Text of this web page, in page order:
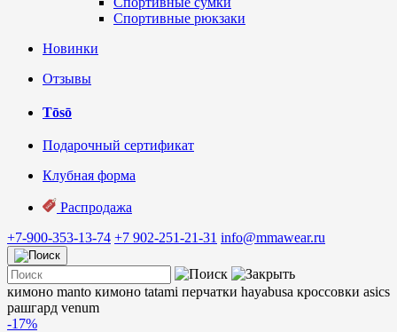
Спортивные рюкзаки
Новинки
Отзывы
Tōsō
Подарочный сертификат
Клубная форма
Распродажа
+7-900-353-13-74 +7 902-251-21-31 info@mmawear.ru
кимоно manto кимоно tatami перчатки hayabusa кроссовки asics
рашгард venum
-17%